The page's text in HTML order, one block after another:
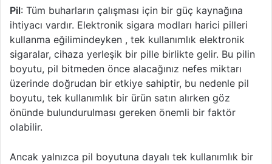
Pil: Tüm buharların çalışması için bir güç kaynağına
ihtiyacı vardır. Elektronik sigara modları harici pilleri
kullanma eğilimindeyken , tek kullanımlık elektronik
sigaralar, cihaza yerleşik bir pille birlikte gelir. Bu pilin
boyutu, pil bitmeden önce alacağınız nefes miktarı
üzerinde doğrudan bir etkiye sahiptir, bu nedenle pil
boyutu, tek kullanımlık bir ürün satın alırken göz
önünde bulundurulması gereken önemli bir faktör
olabilir.
Ancak yalnızca pil boyutuna dayalı tek kullanımlık bir